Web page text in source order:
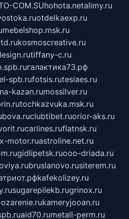
COM.SUhohota.netalimy.ru
otdelkaexp.ru
mebelshop.msk.ru
kosmoscreative.ru
tiffany-c.ru
галактика73.рф
spb.rufotsis.rutesiaes.ru
kazan.rumossilver.ru
tochkazvuka.msk.ru
clubtibet.ruorior-aks.ru
carlines.ruflatnsk.ru
motor.ruastroline.net.ru
gidlipetsk.ruooo-driada.ru
bruslanovo.rusiterem.ru
kafekolizey.ru
sugarepilekb.rugrinox.ru
kameryjooan.ru
aid70.rumetall-perm.ru